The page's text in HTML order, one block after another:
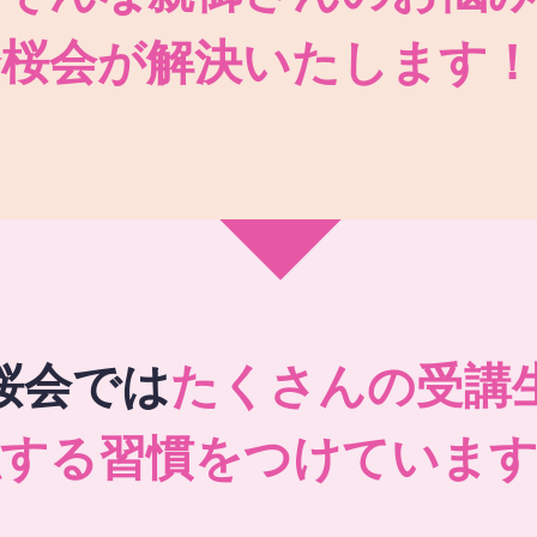
会が解決いたします！
会ではたくさんの受講
る習慣をつけています